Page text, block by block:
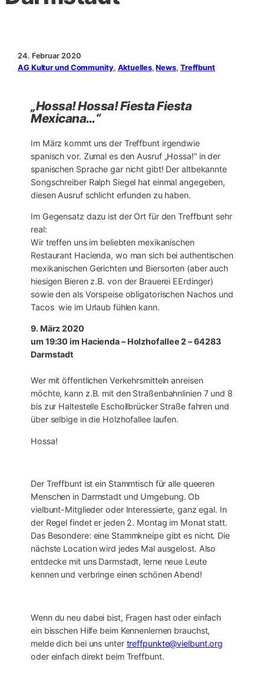
24. Februar 2020
AG Kultur und Community, Aktuelles, News, Treffbunt
„Hossa! Hossa! Fiesta Fiesta
Mexicana…“
Im März kommt uns der Treffbunt irgendwie
spanisch vor. Zumal es den Ausruf „Hossa!“ in der
spanischen Sprache gar nicht gibt! Der altbekannte
Songschreiber Ralph Siegel hat einmal angegeben,
diesen Ausruf schlicht erfunden zu haben.
Im Gegensatz dazu ist der Ort für den Treffbunt sehr
real:
Wir treffen uns im beliebten mexikanischen
Restaurant Hacienda, wo man sich bei authentischen
mexikanischen Gerichten und Biersorten (aber auch
hiesigen Bieren z.B. von der Brauerei EErdinger)
sowie den als Vorspeise obligatorischen Nachos und
Tacos wie im Urlaub fühlen kann.
9. März 2020
um 19:30 im Hacienda – Holzhofallee 2 – 64283
Darmstadt
Wer mit öffentlichen Verkehrsmitteln anreisen
möchte, kann z.B. mit den Straßenbahnlinien 7 und 8
bis zur Haltestelle Eschollbrücker Straße fahren und
über selbige in die Holzhofallee laufen.
Hossa!
Der Treffbunt ist ein Stammtisch für alle queeren
Menschen in Darmstadt und Umgebung. Ob
vielbunt-Mitglieder oder Interessierte, ganz egal. In
der Regel findet er jeden 2. Montag im Monat statt.
Das Besondere: eine Stammkneipe gibt es nicht. Die
nächste Location wird jedes Mal ausgelost. Also
entdecke mit uns Darmstadt, lerne neue Leute
kennen und verbringe einen schönen Abend!
Wenn du neu dabei bist, Fragen hast oder einfach
ein bisschen Hilfe beim Kennenlernen brauchst,
melde dich bei uns unter treffpunkte@vielbunt.org
oder einfach direkt beim Treffbunt.